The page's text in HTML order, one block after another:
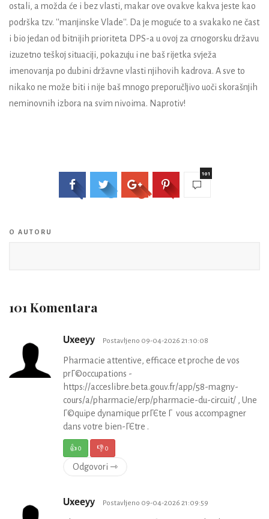
ostali, a možda će i bez vlasti, makar ove ovakve kakva jeste kao
podrška tzv. ''manjinske Vlade''. Da je moguće to a svakako ne čast
i bio jedan od bitnijih prioriteta DPS-a u ovoj za crnogorsku državu
izuzetno teškoj situaciji, pokazuju i ne baš rijetka svježa
imenovanja po dubini državne vlasti njihovih kadrova. A sve to
nikako ne može biti i nije baš mnogo preporučljivo uoči skorašnjih
neminovnih izbora na svim nivoima. Naprotiv!
101
O AUTORU
101 Komentara
Uxeeyy Postavljeno 09-04-2026 21:10:08
Pharmacie attentive, efficace et proche de vos
prГ©occupations -
https://acceslibre.beta.gouv.fr/app/58-magny-
cours/a/pharmacie/erp/pharmacie-du-circuit/ , Une
Г©quipe dynamique prГЄte Г vous accompagner
dans votre bien-ГЄtre .
👍0 👎0
Odgovori ⇾
Uxeeyy Postavljeno 09-04-2026 21:09:59